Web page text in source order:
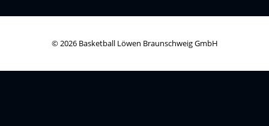
© 2026 Basketball Löwen Braunschweig GmbH